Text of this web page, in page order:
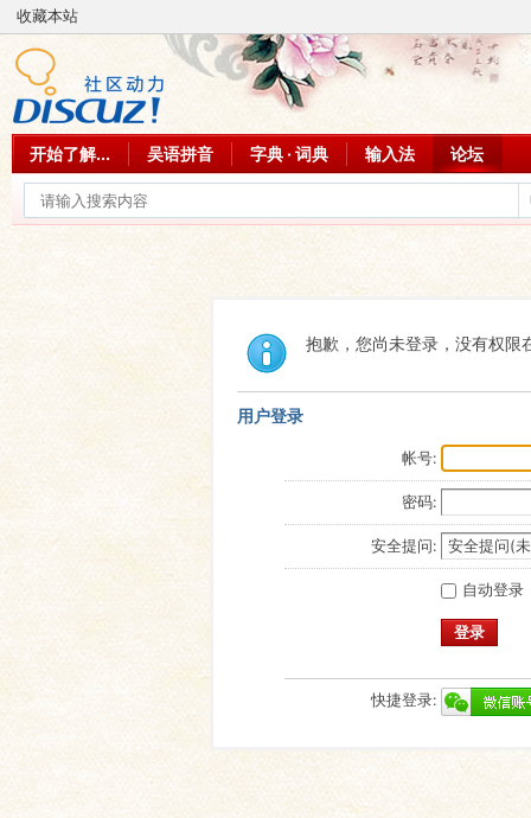
收藏本站
开始了解... 吴语拼音 字典 · 词典 输入法 论坛
抱歉，您尚未登录，没有权限
用户登录
帐号:
密码:
安全提问:
自动登录
登录
快捷登录: